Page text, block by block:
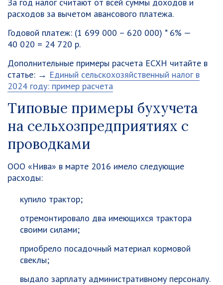
расходов за вычетом авансового платежа.
Годовой платеж: (1 699 000 – 620 000) * 6% —
40 020 = 24 720 р.
Дополнительные примеры расчета ЕСХН читайте в
статье: → Единый сельскохозяйственный налог в
2024 году: пример расчета
Типовые примеры бухучета
на сельхозпредприятиях с
проводками
ООО «Нива» в марте 2016 имело следующие
расходы:
купило трактор;
отремонтировало два имеющихся трактора
своими силами;
приобрело посадочный материал кормовой
свеклы;
выдало зарплату административному персоналу.